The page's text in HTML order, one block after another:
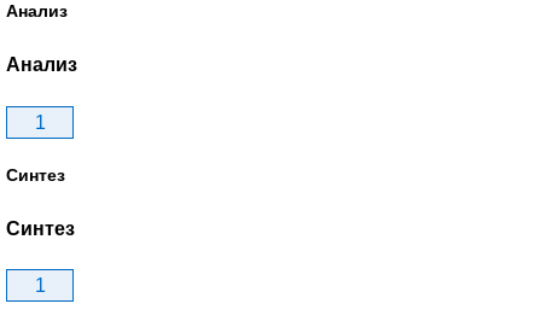
Анализ
Анализ
1
Синтез
Синтез
1